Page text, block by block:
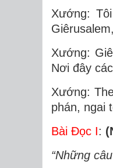
Xướng:
Xướng:
Nơi đây
Xướng:
phán, ngai
Bài Ðọc I:
“Những